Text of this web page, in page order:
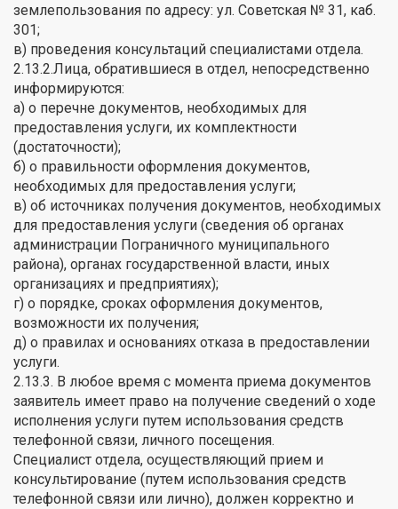
землепользования по адресу: ул. Советская № 31, каб.
301;
в) проведения консультаций специалистами отдела.
2.13.2.Лица, обратившиеся в отдел, непосредственно
информируются:
а) о перечне документов, необходимых для
предоставления услуги, их комплектности
(достаточности);
б) о правильности оформления документов,
необходимых для предоставления услуги;
в) об источниках получения документов, необходимых
для предоставления услуги (сведения об органах
администрации Пограничного муниципального
района), органах государственной власти, иных
организациях и предприятиях);
г) о порядке, сроках оформления документов,
возможности их получения;
д) о правилах и основаниях отказа в предоставлении
услуги.
2.13.3. В любое время с момента приема документов
заявитель имеет право на получение сведений о ходе
исполнения услуги путем использования средств
телефонной связи, личного посещения.
Специалист отдела, осуществляющий прием и
консультирование (путем использования средств
телефонной связи или лично), должен корректно и